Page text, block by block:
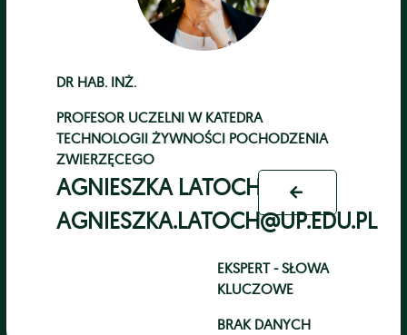
DR HAB. INŻ.
PROFESOR UCZELNI W KATEDRA
TECHNOLOGII ŻYWNOŚCI POCHODZENIA
ZWIERZĘCEGO
AGNIESZKA LATOCH
AGNIESZKA.LATOCH@UP.EDU.PL
EKSPERT - SŁOWA
KLUCZOWE
BRAK DANYCH